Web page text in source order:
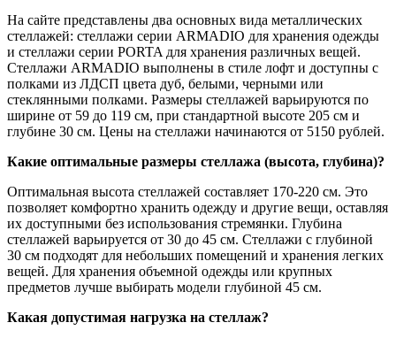
На сайте представлены два основных вида металлических
стеллажей: стеллажи серии ARMADIO для хранения одежды
и стеллажи серии PORTA для хранения различных вещей.
Стеллажи ARMADIO выполнены в стиле лофт и доступны с
полками из ЛДСП цвета дуб, белыми, черными или
стеклянными полками. Размеры стеллажей варьируются по
ширине от 59 до 119 см, при стандартной высоте 205 см и
глубине 30 см. Цены на стеллажи начинаются от 5150 рублей.
Какие оптимальные размеры стеллажа (высота, глубина)?
Оптимальная высота стеллажей составляет 170-220 см. Это
позволяет комфортно хранить одежду и другие вещи, оставляя
их доступными без использования стремянки. Глубина
стеллажей варьируется от 30 до 45 см. Стеллажи с глубиной
30 см подходят для небольших помещений и хранения легких
вещей. Для хранения объемной одежды или крупных
предметов лучше выбирать модели глубиной 45 см.
Какая допустимая нагрузка на стеллаж?